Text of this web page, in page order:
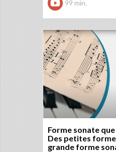
99 min.
Forme sonate
Des petites
grande forme